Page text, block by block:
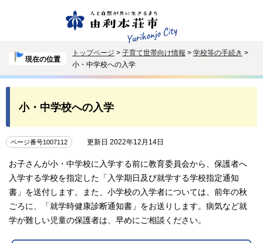
現在の位置
トップページ > 子育て世帯向け情報 > 学校等の手続き >
小・中学校への入学
小・中学校への入学
ページ番号1007112 更新日 2022年12月14日
お子さんが小・中学校に入学する前に教育委員会から、保護者へ
入学する学校を指定した「入学期日及び就学する学校指定通知
書」を送付します。また、小学校の入学者については、前年の秋
ごろに、「就学時健康診断通知書」をお送りします。病気など就
学が難しい児童の保護者は、早めにご相談ください。